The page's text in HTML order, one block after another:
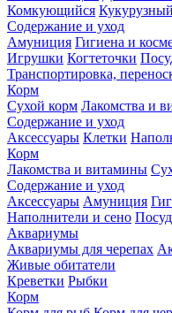
Комкующийся Кукурузный
Содержание и уход
Амуниция Гигиена и
Игрушки Когтеточки
Транспортировка,
Корм
Сухой корм Лакомства и
Содержание и уход
Аксессуары Клетки
Корм
Лакомства и витамины
Содержание и уход
Аксессуары Амуниция
Наполнители и сено
Аквариумы
Аквариумы для черепах
Живые обитатели
Креветки Рыбки
Корм